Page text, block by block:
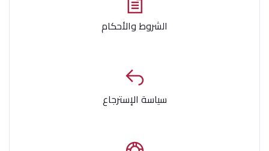
الشروط والأحكام
سياسة الإسترجاع